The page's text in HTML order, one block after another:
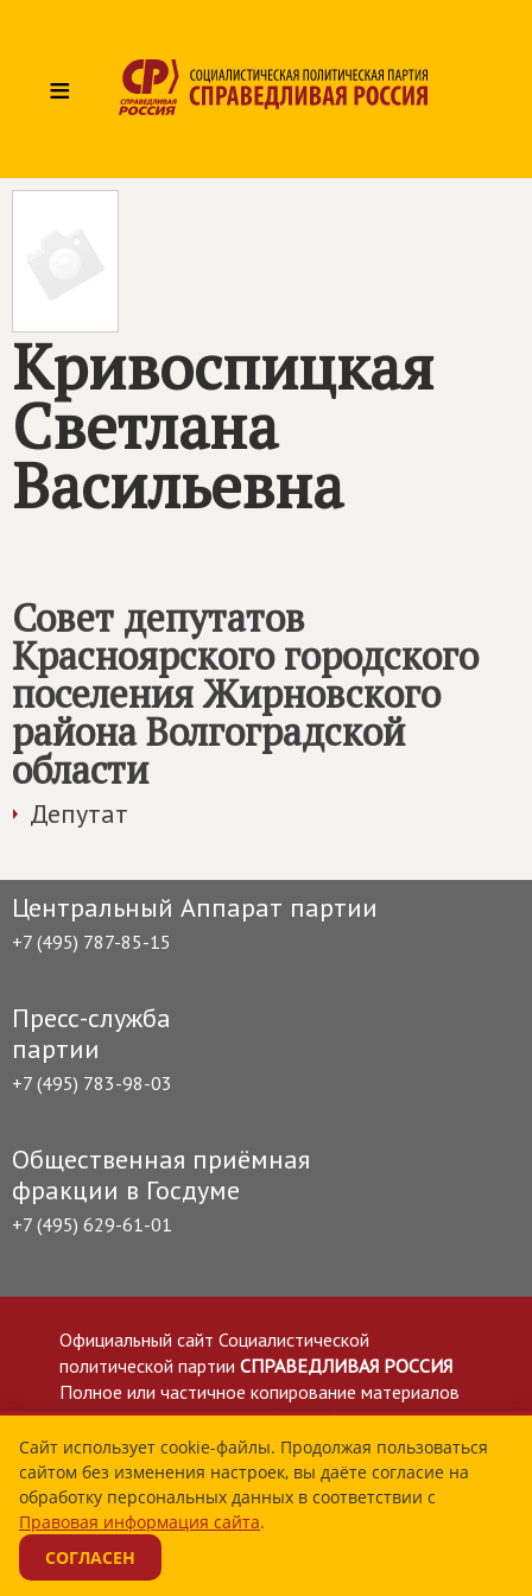
≡
Кривоспицкая
Светлана
Васильевна
Совет депутатов
Красноярского городского
поселения Жирновского
района Волгоградской
области
Депутат
Центральный Аппарат партии
+7 (495) 787-85-15
Пресс-служба
партии
+7 (495) 783-98-03
Общественная приёмная
фракции в Госдуме
+7 (495) 629-61-01
Официальный сайт Социалистической
политической партии СПРАВЕДЛИВАЯ РОССИЯ
Полное или частичное копирование материалов
приветствуется со ссылкой на сайт spravedlivo.ru
Политика в отношении обработки персональных
данных
Все материалы сайта spravedlivo.ru доступны по
лицензии Creative Commons Attribution 4.0 International
Сайт использует cookie-файлы. Продолжая пользоваться
сайтом без изменения настроек, вы даёте согласие на
обработку персональных данных в соответствии с
Правовая информация сайта.
СОГЛАСЕН